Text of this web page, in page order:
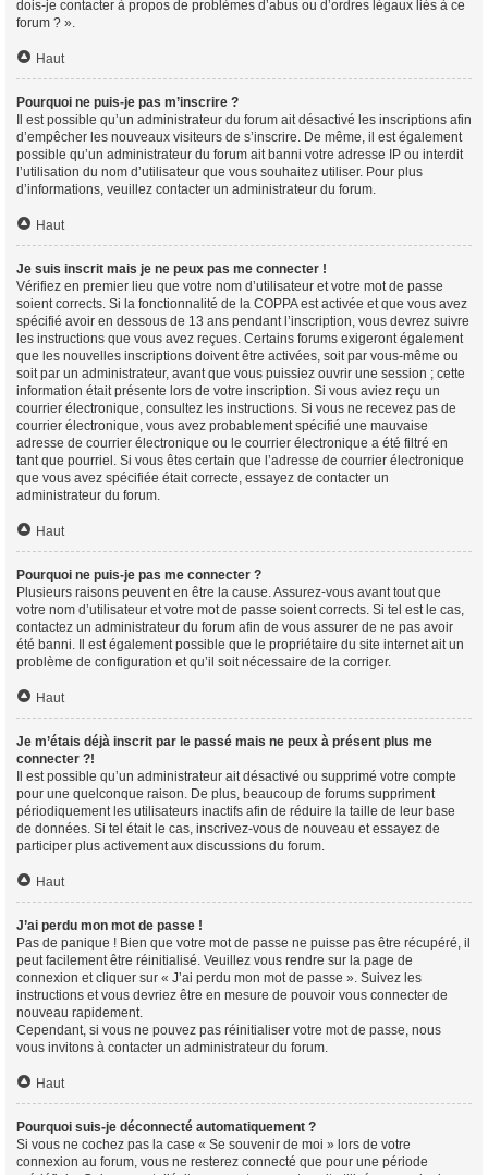
dois-je contacter à propos de problèmes d’abus ou d’ordres légaux liés à ce
forum ? ».
Haut
Pourquoi ne puis-je pas m’inscrire ?
Il est possible qu’un administrateur du forum ait désactivé les inscriptions afin
d’empêcher les nouveaux visiteurs de s’inscrire. De même, il est également
possible qu’un administrateur du forum ait banni votre adresse IP ou interdit
l’utilisation du nom d’utilisateur que vous souhaitez utiliser. Pour plus
d’informations, veuillez contacter un administrateur du forum.
Haut
Je suis inscrit mais je ne peux pas me connecter !
Vérifiez en premier lieu que votre nom d’utilisateur et votre mot de passe
soient corrects. Si la fonctionnalité de la COPPA est activée et que vous avez
spécifié avoir en dessous de 13 ans pendant l’inscription, vous devrez suivre
les instructions que vous avez reçues. Certains forums exigeront également
que les nouvelles inscriptions doivent être activées, soit par vous-même ou
soit par un administrateur, avant que vous puissiez ouvrir une session ; cette
information était présente lors de votre inscription. Si vous aviez reçu un
courrier électronique, consultez les instructions. Si vous ne recevez pas de
courrier électronique, vous avez probablement spécifié une mauvaise
adresse de courrier électronique ou le courrier électronique a été filtré en
tant que pourriel. Si vous êtes certain que l’adresse de courrier électronique
que vous avez spécifiée était correcte, essayez de contacter un
administrateur du forum.
Haut
Pourquoi ne puis-je pas me connecter ?
Plusieurs raisons peuvent en être la cause. Assurez-vous avant tout que
votre nom d’utilisateur et votre mot de passe soient corrects. Si tel est le cas,
contactez un administrateur du forum afin de vous assurer de ne pas avoir
été banni. Il est également possible que le propriétaire du site internet ait un
problème de configuration et qu’il soit nécessaire de la corriger.
Haut
Je m’étais déjà inscrit par le passé mais ne peux à présent plus me
connecter ?!
Il est possible qu’un administrateur ait désactivé ou supprimé votre compte
pour une quelconque raison. De plus, beaucoup de forums suppriment
périodiquement les utilisateurs inactifs afin de réduire la taille de leur base
de données. Si tel était le cas, inscrivez-vous de nouveau et essayez de
participer plus activement aux discussions du forum.
Haut
J’ai perdu mon mot de passe !
Pas de panique ! Bien que votre mot de passe ne puisse pas être récupéré, il
peut facilement être réinitialisé. Veuillez vous rendre sur la page de
connexion et cliquer sur « J’ai perdu mon mot de passe ». Suivez les
instructions et vous devriez être en mesure de pouvoir vous connecter de
nouveau rapidement.
Cependant, si vous ne pouvez pas réinitialiser votre mot de passe, nous
vous invitons à contacter un administrateur du forum.
Haut
Pourquoi suis-je déconnecté automatiquement ?
Si vous ne cochez pas la case « Se souvenir de moi » lors de votre
connexion au forum, vous ne resterez connecté que pour une période